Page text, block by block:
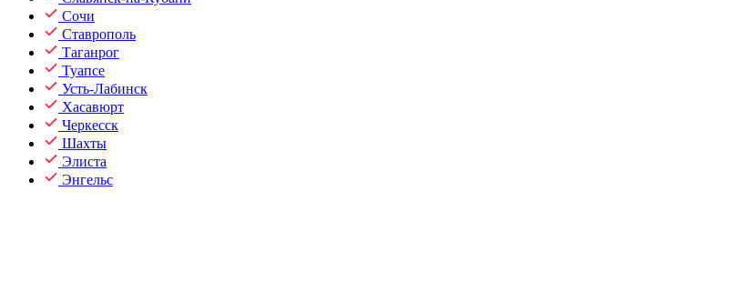
Сочи
Ставрополь
Таганрог
Туапсе
Усть-Лабинск
Хасавюрт
Черкесск
Шахты
Элиста
Энгельс